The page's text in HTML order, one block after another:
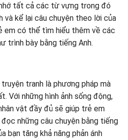
tất cả các từ vựng trong đó
và kể lại câu chuyện theo lời của
em có thể tìm hiểu thêm về các
trình bày bằng tiếng Anh.
tranh là phương pháp mà
Với những hình ảnh sống động,
vật đầy đủ sẽ giúp trẻ em
những câu chuyện bằng tiếng
bạn tăng khả năng phản ánh